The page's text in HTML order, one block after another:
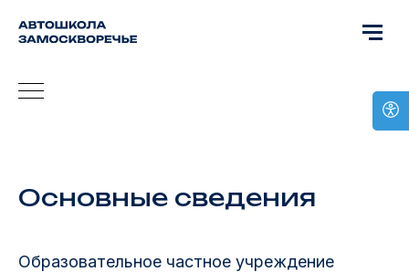
Основные сведения
Образовательное частное учреждение